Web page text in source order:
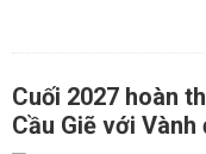
Cuối 2027 hoàn
Cầu Giẽ với Vành